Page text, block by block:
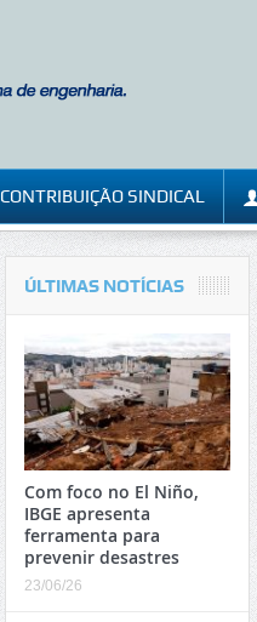
CONTRIBUIÇÃO SINDICAL
ÚLTIMAS NOTÍCIAS
Com foco no El Niño,
IBGE apresenta
ferramenta para
prevenir desastres
23/06/26